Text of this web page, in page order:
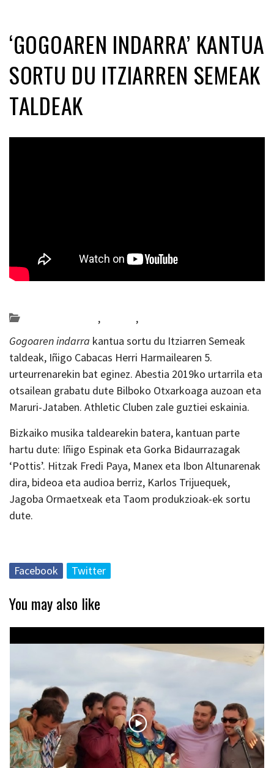
‘GOGOAREN INDARRA’ KANTUA
SORTU DU ITZIARREN SEMEAK
TALDEAK
, ,
Gogoaren indarra kantua sortu du Itziarren Semeak
taldeak, Iñigo Cabacas Herri Harmailearen 5.
urteurrenarekin bat eginez. Abestia 2019ko urtarrila eta
otsailean grabatu dute Bilboko Otxarkoaga auzoan eta
Maruri-Jataben. Athletic Cluben zale guztiei eskainia.
Bizkaiko musika taldearekin batera, kantuan parte
hartu dute: Iñigo Espinak eta Gorka Bidaurrazagak
‘Pottis’. Hitzak Fredi Paya, Manex eta Ibon Altunarenak
dira, bideoa eta audioa berriz, Karlos Trijuequek,
Jagoba Ormaetxeak eta Taom produkzioak-ek sortu
dute.
Facebook Twitter
You may also like